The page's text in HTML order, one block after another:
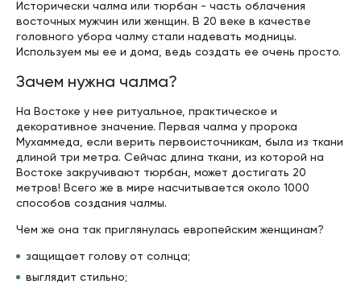
Исторически чалма или тюрбан - часть облачения
восточных мужчин или женщин. В 20 веке в качестве
головного убора чалму стали надевать модницы.
Используем мы ее и дома, ведь создать ее очень просто.
Зачем нужна чалма?
На Востоке у нее ритуальное, практическое и
декоративное значение. Первая чалма у пророка
Мухаммеда, если верить первоисточникам, была из ткани
длиной три метра. Сейчас длина ткани, из которой на
Востоке закручивают тюрбан, может достигать 20
метров! Всего же в мире насчитывается около 1000
способов создания чалмы.
Чем же она так приглянулась европейским женщинам?
защищает голову от солнца;
выглядит стильно;